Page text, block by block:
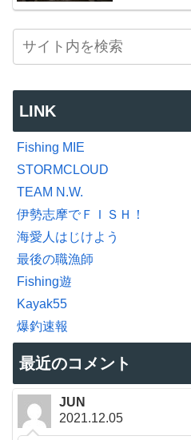
LINK
Fishing MIE
STORMCLOUD
TEAM N.W.
伊勢志摩でＦＩＳＨ！
海愛人はじけよう
最後の職漁師
Fishing遊
Kayak55
爆釣速報
最近のコメント
JUN
2021.12.05